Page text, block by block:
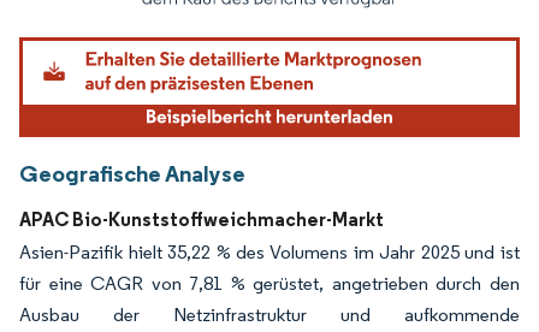
Geografische Analyse
APAC Bio-Kunststoffweichmacher-Markt
Asien-Pazifik hielt 35,22 % des Volumens im Jahr 2025 und ist
für eine CAGR von 7,81 % gerüstet, angetrieben durch den
Ausbau der Netzinfrastruktur und aufkommende